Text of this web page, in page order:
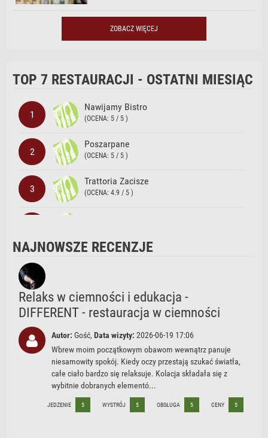
ZOBACZ WIĘCEJ
TOP 7 RESTAURACJI - OSTATNI MIESIĄC
1
Nawijamy Bistro
(OCENA: 5 / 5 )
2
Poszarpane
(OCENA: 5 / 5 )
3
Trattoria Zacisze
(OCENA: 4.9 / 5 )
5
BEER & BONES Craft Beer & Mead
6
Beef n' Pepper
(OCENA: 4.9 / 5 )
7
Restauracja KUK
(OCENA: 4.9 / 5 )
NAJNOWSZE RECENZJE
Relaks w ciemności i edukacja -
DIFFERENT - restauracja w ciemności
Autor: Gość,Data wizyty: 2026-06-19 17:06
Wbrew moim początkowym obawom wewnątrz panuje
niesamowity spokój. Kiedy oczy przestają szukać światła,
całe ciało bardzo się relaksuje. Kolacja składała się z
wybitnie dobranych elementó...
JEDZENIE 5 WYSTRÓJ 5 OBSŁUGA 5 CENY 5